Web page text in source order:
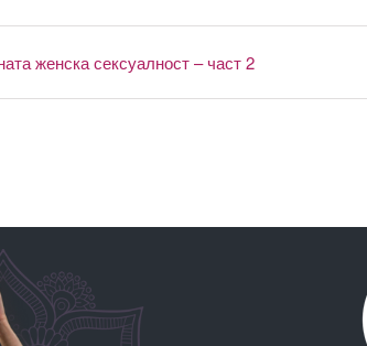
женска сексуалност – част 2